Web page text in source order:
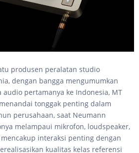
produsen peralatan studio
dengan bangga mengumumkan
pertamanya ke Indonesia, MT
tonggak penting dalam
perusahaan, saat Neumann
melampaui mikrofon, loudspeaker,
interaksi penting dengan
kualitas kelas referensi